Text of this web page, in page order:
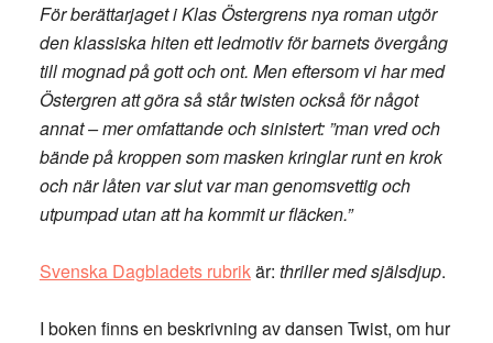
För berättarjaget i Klas Östergrens nya roman utgör
den klassiska hiten ett ledmotiv för barnets övergång
till mognad på gott och ont. Men eftersom vi har med
Östergren att göra så står twisten också för något
annat – mer omfattande och sinistert: ”man vred och
bände på kroppen som masken kringlar runt en krok
och när låten var slut var man genomsvettig och
utpumpad utan att ha kommit ur fläcken.”
Svenska Dagbladets rubrikär: thriller med själsdjup.
I boken finns en beskrivning av dansen Twist, om hur